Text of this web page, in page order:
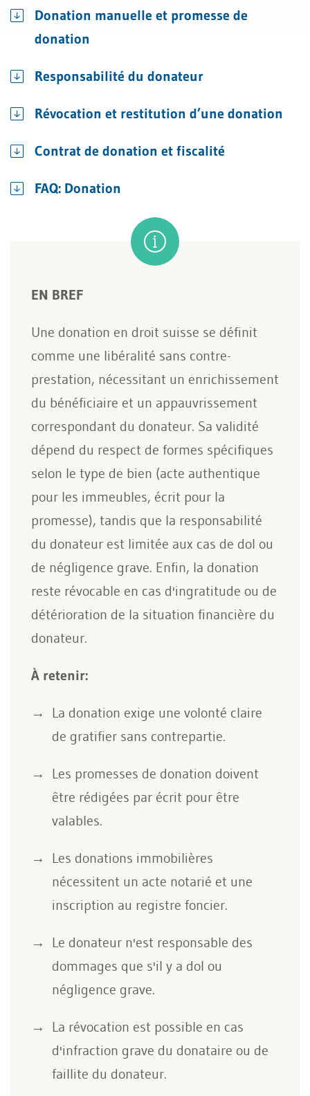
Donation manuelle et promesse de
donation
Responsabilité du donateur
Révocation et restitution d’une donation
Contrat de donation et fiscalité
FAQ: Donation
EN BREF
Une donation en droit suisse se définit
comme une libéralité sans contre-
prestation, nécessitant un enrichissement
du bénéficiaire et un appauvrissement
correspondant du donateur. Sa validité
dépend du respect de formes spécifiques
selon le type de bien (acte authentique
pour les immeubles, écrit pour la
promesse), tandis que la responsabilité
du donateur est limitée aux cas de dol ou
de négligence grave. Enfin, la donation
reste révocable en cas d'ingratitude ou de
détérioration de la situation financière du
donateur.
À retenir:
La donation exige une volonté claire
de gratifier sans contrepartie.
Les promesses de donation doivent
être rédigées par écrit pour être
valables.
Les donations immobilières
nécessitent un acte notarié et une
inscription au registre foncier.
Le donateur n'est responsable des
dommages que s'il y a dol ou
négligence grave.
La révocation est possible en cas
d'infraction grave du donataire ou de
faillite du donateur.